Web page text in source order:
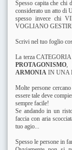
Spesso capita che chi
considerato un atto di
spesso invece chi
VOGLIANO
Scrivi nel tuo foglio
La terza
PROTAGONISMO,
ARMONIA IN UNA
Molte persone
essere tale deve
sempre facile!
Se andando in un
faccia con aria
tuo agio...
Spesso le persone in